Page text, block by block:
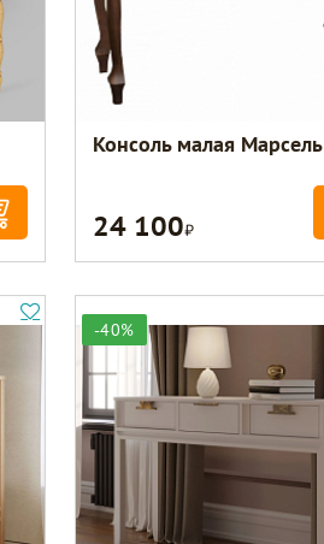
Консоль малая Марсель
24 100Р
-40%